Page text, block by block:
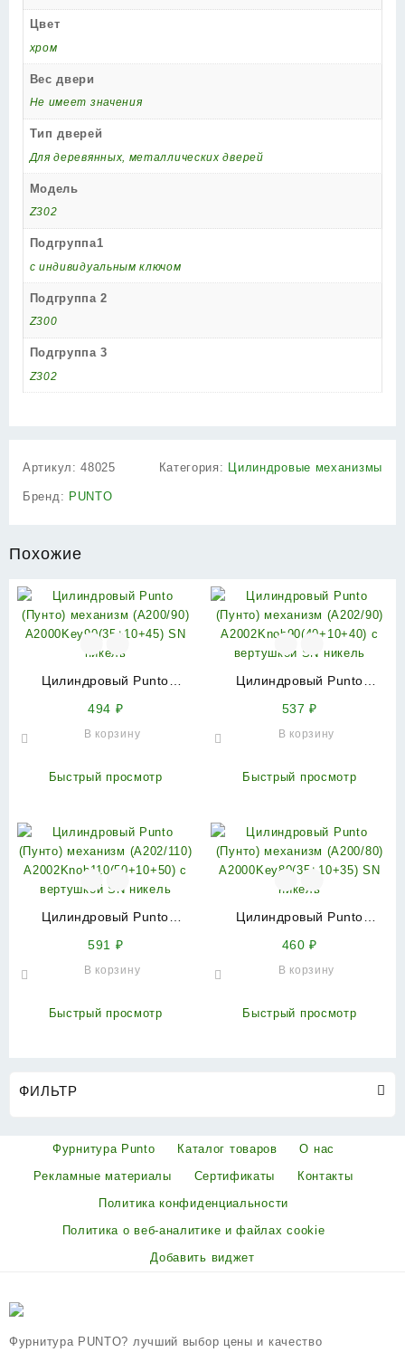
Цвет
хром
Вес двери
Не имеет значения
Тип дверей
Для деревянных, металлических дверей
Модель
Z302
Подгруппа1
с индивидуальным ключом
Подгруппа 2
Z300
Подгруппа 3
Z302
Артикул:48025 Категория: Цилиндровые механизмы
Бренд: PUNTO
Похожие
Цилиндровый Punto
A2000Key90(35+10+45) SN
494 ₽
В корзину
Быстрый просмотр
Цилиндровый Punto
A2002Knob90(40+10+40) с
537₽
В корзину
Быстрый просмотр
Цилиндровый Punto
A2002Knob110(50+10+50) с
591 ₽
В корзину
Быстрый просмотр
Цилиндровый Punto
A2000Key80(35+10+35) SN
460₽
В корзину
Быстрый просмотр
ФИЛЬТР
Фурнитура Punto Каталог товаров
О нас
Рекламные материалы
Сертификаты
Контакты
Политика конфиденциальности
Политика о веб-аналитике и файлах cookie
Добавить виджет
Фурнитура PUNTO? лучший выбор цены и качество